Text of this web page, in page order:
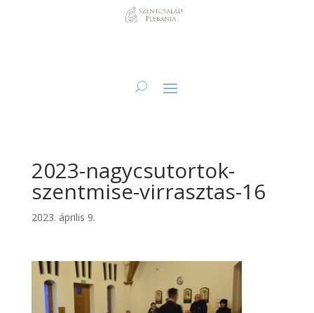
2023-nagycsutortok-
szentmise-virrasztas-16
2023. április 9.